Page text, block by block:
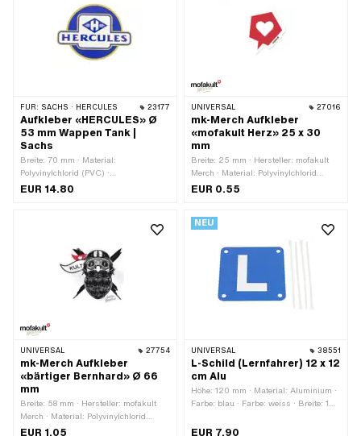
FÜR: SACHS · HERCULES 23177
Aufkleber «HERCULES» Ø
53 mm Wappen Tank |
Sachs
Breite: 70 mm · Material:
Polyvinylchlorid (PVC) ·
Verwendungsort: Tank (+ Rahmen) ·
benzinbeständig · Transferfolie: Nein
EUR 14.80
UNIVERSAL 27016
mk-Merch Aufkleber
«mofakult Herz» 25 x 30
mm
Breite: 25 mm · Hersteller: mofakult
Merch · Material: Polyvinylchlorid
(PVC) · Verwendungsort: Universal ·
EUR 0.55
UNIVERSAL 27754
mk-Merch Aufkleber
«bärtiger Bernhard» Ø 66
mm
Breite: 58 mm · Hersteller: mofakult
Merch · Material: Polyvinylchlorid
(PVC) · Durchmesser: 66 mm ·
EUR 1.05
NEU
UNIVERSAL 38551
L-Schild (Lernfahrer) 12 x 12
cm Alu
Höhe: 120 mm · Material: Aluminium ·
Farbe: blau · Farbe: weiss · Breite: 120
EUR 7.90